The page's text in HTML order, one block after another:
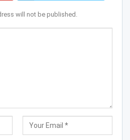
will not be published.